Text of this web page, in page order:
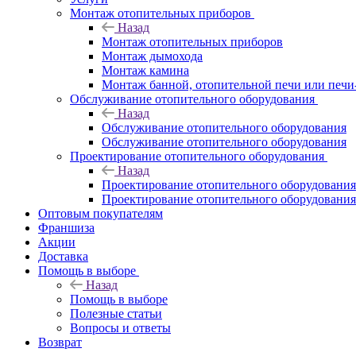
Монтаж отопительных приборов
Назад
Монтаж отопительных приборов
Монтаж дымохода
Монтаж камина
Монтаж банной, отопительной печи или
Обслуживание отопительного оборудования
Назад
Обслуживание отопительного оборудования
Обслуживание отопительного оборудования
Проектирование отопительного оборудования
Назад
Проектирование отопительного оборудования
Проектирование отопительного оборудования
Оптовым покупателям
Франшиза
Акции
Доставка
Помощь в выборе
Назад
Помощь в выборе
Полезные статьи
Вопросы и ответы
Возврат